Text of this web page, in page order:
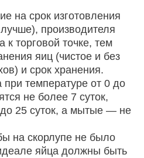
на срок изготовления
производителя
торговой точке, тем
яиц (чистое и без
и срок хранения.
при температуре от 0 до
не более 7 суток,
25 суток, а мытые — не
на скорлупе не было
яйца должны быть